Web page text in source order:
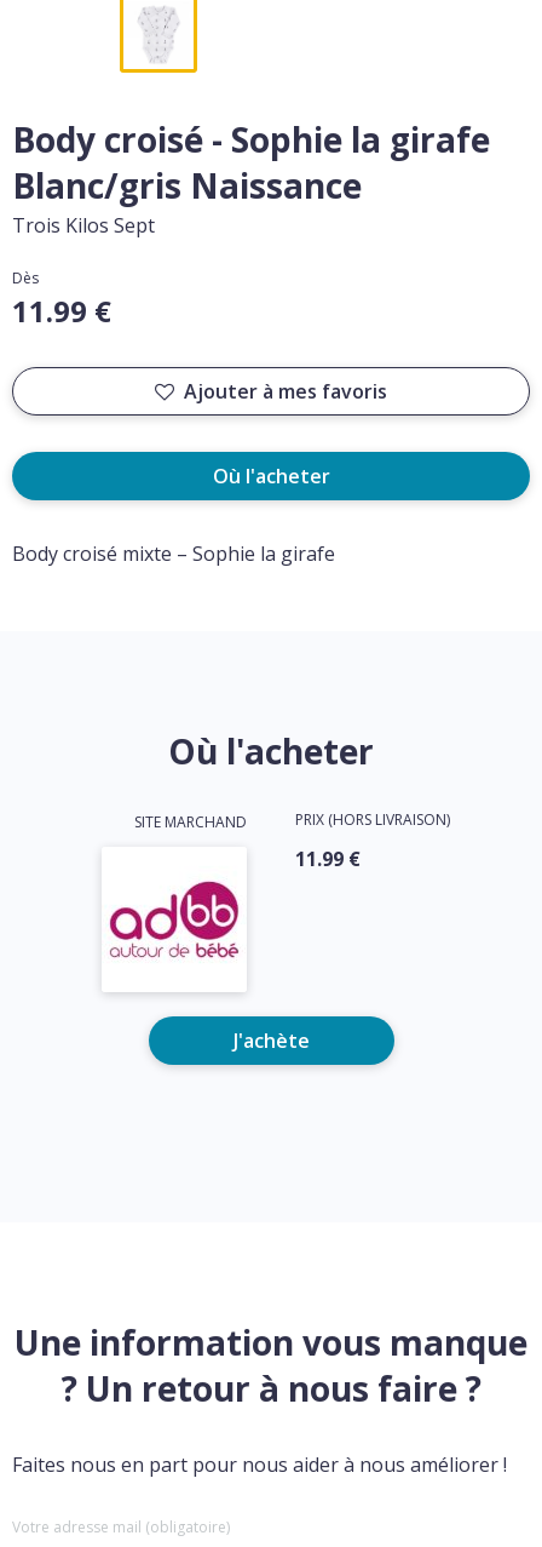
Body croisé - Sophie la girafe
Blanc/gris Naissance
Trois Kilos Sept
Dès
11.99 €
Ajouter à mes favoris
Où l'acheter
Body croisé mixte – Sophie la girafe
Où l'acheter
SITE MARCHAND PRIX (HORS LIVRAISON)
11.99 €
J'achète
Une information vous manque
? Un retour à nous faire ?
Faites nous en part pour nous aider à nous améliorer !
Votre adresse mail (obligatoire)